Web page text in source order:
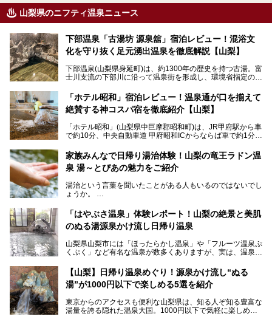
山梨県のニフティ温泉ニュース
下部温泉「古湯坊 源泉舘」宿泊レビュー！混浴文
化を守り抜く足元湧出温泉を徹底解説【山梨】
下部温泉(山梨県身延町)は、約1300年の歴史を持つ古湯。富
士川支流の下部川に沿って温泉街を形成し、環境省指定の国
中でも「古湯坊 源泉舘」は、戦国時代に武田信玄公も療養
したと伝えられる名湯の宿。最大の特徴は、令和の現代にお
いても混浴文化が守られ、老若男女の分け隔て一切無く温泉
向にありますが、「古湯坊 源泉舘」では本来あるべき混浴
の姿が保たれている点に注目すべきでしょう。
今回は足元湧出の混浴温泉である「かくし湯大岩風呂」をは
じめ、湯治棟である「別館神泉」を中心に「古湯坊 源泉
舘」の全貌を徹底紹介します。
「ホテル昭和」宿泊レビュー！温泉通が口を揃えて
絶賛する神コスパ宿を徹底紹介【山梨】
「ホテル昭和」(山梨県中巨摩郡昭和町)は、JR甲府駅から車
で約10分、中央自動車道 甲府昭和ICからならば車で約1分の
から、一人泊でも6,000円台から宿泊可能です。
しかし、最大の魅力は“温泉そのもの”でしょう。自家源泉を
統の単純温泉は、入浴すると実にサッパリ爽快。日帰り入浴
不可なこともあり、全国の温泉ファンがこの温泉を求めて
では循環濾過の沸かし湯が一般的ですが、ここは本物の極上
温泉。まさに価格破壊と言えるクオリティです。
室や無料朝食などをご紹介。温泉通が口を揃えて絶賛する神
コスパ宿の全貌を徹底解説します！
家族みんなで日帰り湯治体験！山梨の竜王ラドン温
泉 湯～とぴあの魅力をご紹介
湯治という言葉を聞いたことがある人もいるのではないでし
ょうか。
なかなか体験できない、湯治体験が日帰りでできる温浴施設
が山梨にあります。
ぴあ」の魅力をご紹介します。
提供元：株式会社湯ーとぴあ【PR】
この記事は株式会社湯ーとぴあのPRレポート記事です。
「はやぶさ温泉」体験レポート！山梨の絶景と美肌
のぬる湯源泉かけ流し日帰り温泉
山梨県山梨市には「ほったらかし温泉」や「フルーツ温泉ぷ
くぷく」など有名な温泉が数多くありますが、実は、温泉マ
です。今回紹介する「はやぶさ温泉」も、そのひとつ。温泉
はもちろん、絶景や地元食材を活かしたグルメも堪能できま
す。
します。
【山梨】日帰り温泉めぐり！源泉かけ流し“ぬる
湯”が1000円以下で楽しめる5選を紹介
東京からのアクセスも便利な山梨県は、知る人ぞ知る豊富な
湯量を誇る隠れた温泉大国。1000円以下で気軽に楽しめ